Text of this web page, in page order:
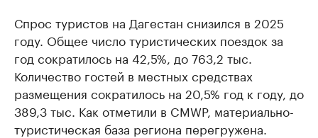
Спрос туристов на Дагестан снизился в 2025
году. Общее число туристических поездок за
год сократилось на 42,5%, до 763,2 тыс.
Количество гостей в местных средствах
размещения сократилось на 20,5% год к году, до
389,3 тыс. Как отметили в CMWP, материально-
туристическая база региона перегружена.